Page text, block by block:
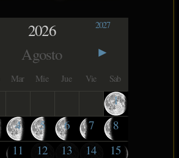
2026 2027
Agosto ►
Mar Mie Jue Vie Sab
1
4 5 6 7
8
11 12 13 14 15